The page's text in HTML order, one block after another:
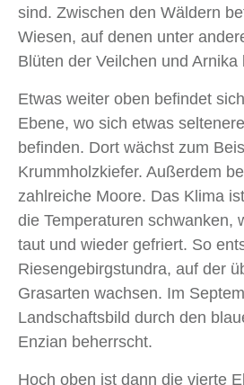
sind. Zwischen den Wäldern
Wiesen, auf denen unter
Blüten der Veilchen und Arnika
Etwas weiter oben befindet
Ebene, wo sich etwas
befinden. Dort wächst zum
Krummholzkiefer. Außerdem
zahlreiche Moore. Das Klima
die Temperaturen schwanken,
taut und wieder gefriert. So
Riesengebirgstundra, auf der
Grasarten wachsen. Im
Landschaftsbild durch den
Enzian beherrscht.
Hoch oben ist dann die vierte